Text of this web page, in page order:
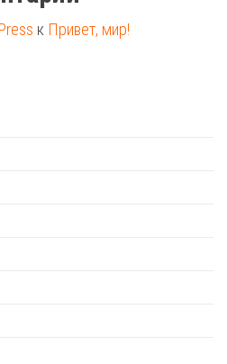
к Привет, мир!